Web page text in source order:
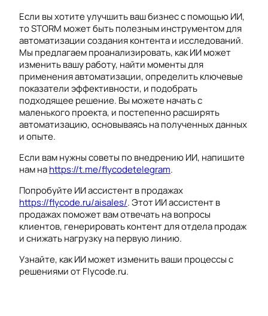
Если вы хотите улучшить ваш бизнес с помощью ИИ,
то STORM может быть полезным инструментом для
автоматизации создания контента и исследований.
Мы предлагаем проанализировать, как ИИ может
изменить вашу работу, найти моменты для
применения автоматизации, определить ключевые
показатели эффективности, и подобрать
подходящее решение. Вы можете начать с
маленького проекта, и постепенно расширять
автоматизацию, основываясь на полученных данных
и опыте.
Если вам нужны советы по внедрению ИИ, напишите
нам наhttps://t.me/flycodetelegram.
Попробуйте ИИ ассистент в продажах
https://flycode.ru/aisales/. Этот ИИ ассистент в
продажах поможет вам отвечать на вопросы
клиентов, генерировать контент для отдела продаж
и снижать нагрузку на первую линию.
Узнайте, как ИИ может изменить ваши процессы с
решениями от Flycode.ru.